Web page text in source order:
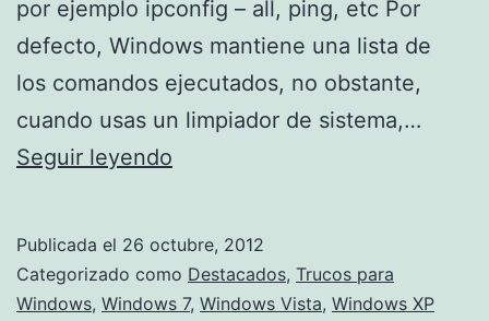
por ejemplo ipconfig – all, ping, etc Por
defecto, Windows mantiene una lista de
los comandos ejecutados, no obstante,
cuando usas un limpiador de sistema,…
Seguir leyendo
del
comando
Publicada el 26 octubre, 2012
Categorizado como Destacados, Trucos para
Windows, Windows 7, Windows Vista, Windows XP